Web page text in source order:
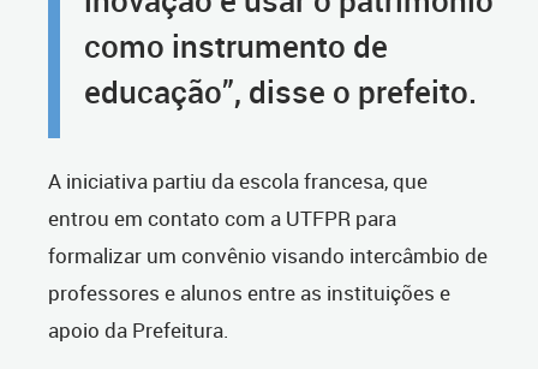
como instrumento de
educação”, disse o prefeito.
A iniciativa partiu da escola francesa, que
entrou em contato com a UTFPR para
formalizar um convênio visando intercâmbio de
professores e alunos entre as instituições e
apoio da Prefeitura.